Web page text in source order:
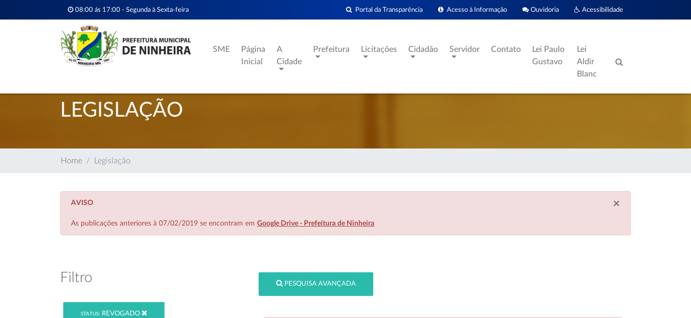
08:00 ás 17:00 - Segunda à Sexta-feira Acessibilidade
Ouvidoria
Acesso à Informação
Portal da Transparência
SME
Página
Inicial
A
Cidade
Prefeitura Licitações Cidadão Servidor Contato
Lei Paulo
Gustavo
Lei
Aldir
Blanc
LEGISLAÇÃO
Home Legislação
×
AVISO
As publicações anteriores à 07/02/2019 se encontram em Google Drive - Prefeitura de Ninheira
Filtro
STATUS: REVOGADO
PESQUISA AVANÇADA